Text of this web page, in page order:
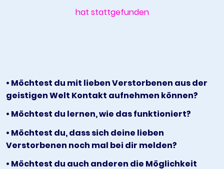
hat stattgefunden
• Möchtest du mit lieben Verstorbenen aus der
geistigen Welt Kontakt aufnehmen können?
• Möchtest du lernen, wie das funktioniert?
• Möchtest du, dass sich deine lieben
Verstorbenen noch mal bei dir melden?
• Möchtest du auch anderen die Möglichkeit